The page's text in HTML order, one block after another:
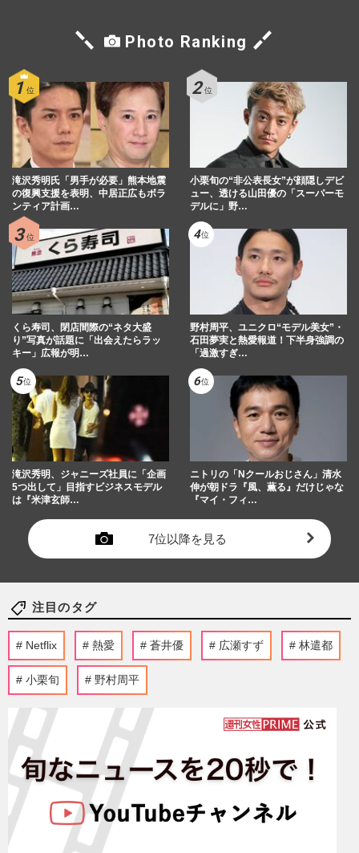
Photo Ranking
滝沢秀明氏「男手が必要」熊本地震
の復興支援を表明、中居正広もボラ
ンティア計画…
小栗旬の“非公表長女”が顔隠しデビ
ュー、透ける山田優の「スーパーモ
デルに」野…
くら寿司、閉店間際の“ネタ大盛
り”写真が話題に「出会えたらラッ
キー」広報が明…
野村周平、ユニクロ“モデル美女”・
石田夢実と熱愛報道！下半身強調の
「過激すぎ…
滝沢秀明、ジャニーズ社員に「企画
5つ出して」目指すビジネスモデル
は『米津玄師…
ニトリの「Nクールおじさん」清水
伸が朝ドラ『風、薫る』だけじゃな
『マイ・フィ…
7位以降を見る
注目のタグ
Netflix 熱愛 蒼井優 広瀬すず 林遣都
小栗旬 野村周平